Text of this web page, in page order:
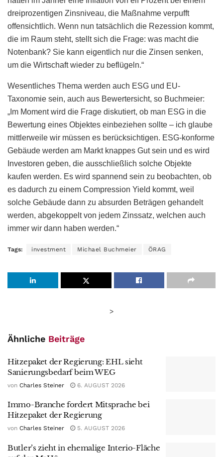
dreiprozentigen Zinsniveau, die Maßnahme verpufft
offensichtlich. Wenn nun tatsächlich die Rezession kommt,
die im Raum steht, stellt sich die Frage: was macht die
Notenbank? Sie kann eigentlich nur die Zinsen senken,
um die Wirtschaft wieder zu beflügeln.“
Wesentliches Thema werden auch ESG und EU-
Taxonomie sein, auch aus Bewertersicht, so Buchmeier:
„Im Moment wird die Frage diskutiert, ob man ESG in die
Bewertung eines Objektes einbeziehen sollte – ich glaube
mittlerweile wir müssen es berücksichtigen. ESG-konforme
Gebäude werden am Markt knappes Gut sein und es wird
Investoren geben, die ausschließlich solche Objekte
kaufen werden. Es wird spannend sein zu beobachten, ob
es dadurch zu einem Compression Yield kommt, weil
solche Gebäude dann zu absurden Beträgen gehandelt
werden, abgekoppelt von jedem Zinssatz, welchen auch
immer wir dann haben werden.“
Tags: investment Michael Buchmeier ÖRAG
>
Ähnliche Beiträge
Hitzepaket der Regierung: EHL sieht
Sanierungsbedarf beim WEG
von Charles Steiner 6. AUGUST 2026
Immo-Branche fordert Mitsprache bei
Hitzepaket der Regierung
von Charles Steiner 5. AUGUST 2026
Butler’s zieht in ehemalige Interio-Fläche